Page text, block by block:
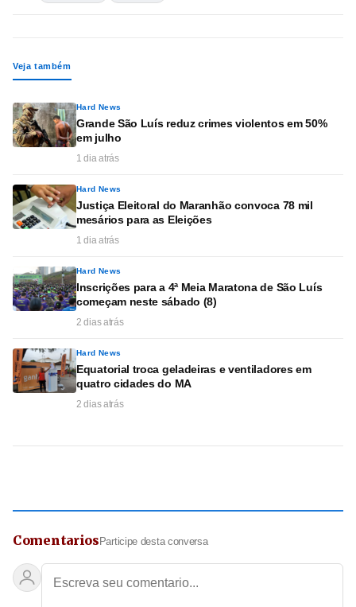
Veja também
Hard News
Grande São Luís reduz crimes violentos em 50%
em julho
1 dia atrás
Hard News
Justiça Eleitoral do Maranhão convoca 78 mil
mesários para as Eleições
1 dia atrás
Hard News
Inscrições para a 4ª Meia Maratona de São Luís
começam neste sábado (8)
2 dias atrás
Hard News
Equatorial troca geladeiras e ventiladores em
quatro cidades do MA
2 dias atrás
Comentarios Participe desta conversa